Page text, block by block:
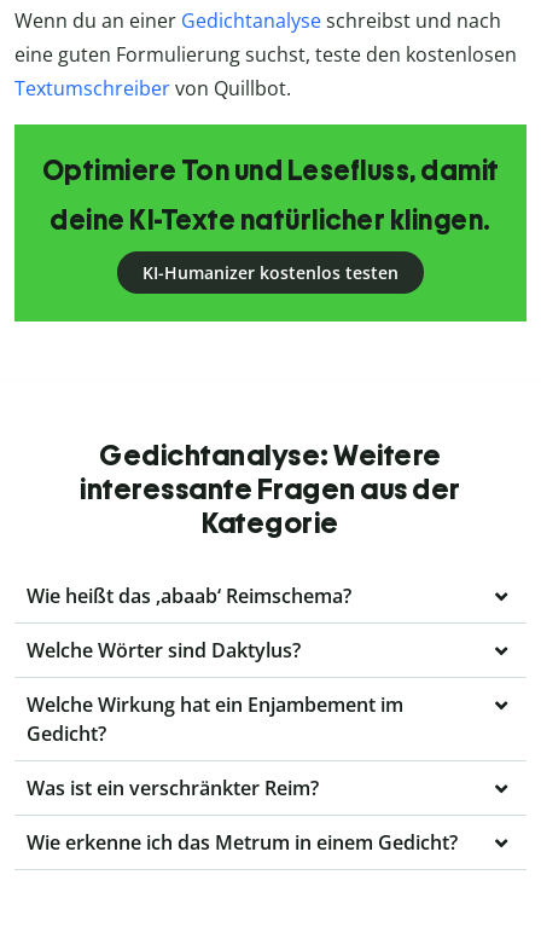
Wenn du an einer Gedichtanalyseschreibst und nach
eine guten Formulierung suchst, teste den kostenlosen
Textumschreibervon Quillbot.
Optimiere Ton und Lesefluss, damit
deine KI-Texte natürlicher klingen.
KI-Humanizer kostenlos testen
Gedichtanalyse: Weitere
interessante Fragen aus der
Kategorie
Wie heißt das ‚abaab‘ Reimschema?
Welche Wörter sind Daktylus?
Welche Wirkung hat ein Enjambement im
Gedicht?
Was ist ein verschränkter Reim?
Wie erkenne ich das Metrum in einem Gedicht?